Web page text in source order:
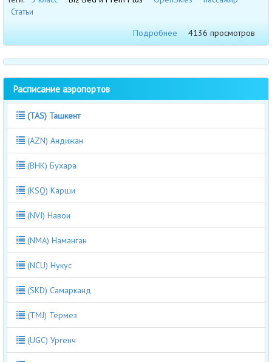
Статьи
Подробнее
4136 просмотров
Расписание аэропортов
(TAS) Ташкент
(AZN) Андижан
(BHK) Бухара
(KSQ) Карши
(NVI) Навои
(NMA) Наманган
(NCU) Нукус
(SKD) Самарканд
(TMJ) Термез
(UGC) Ургенч